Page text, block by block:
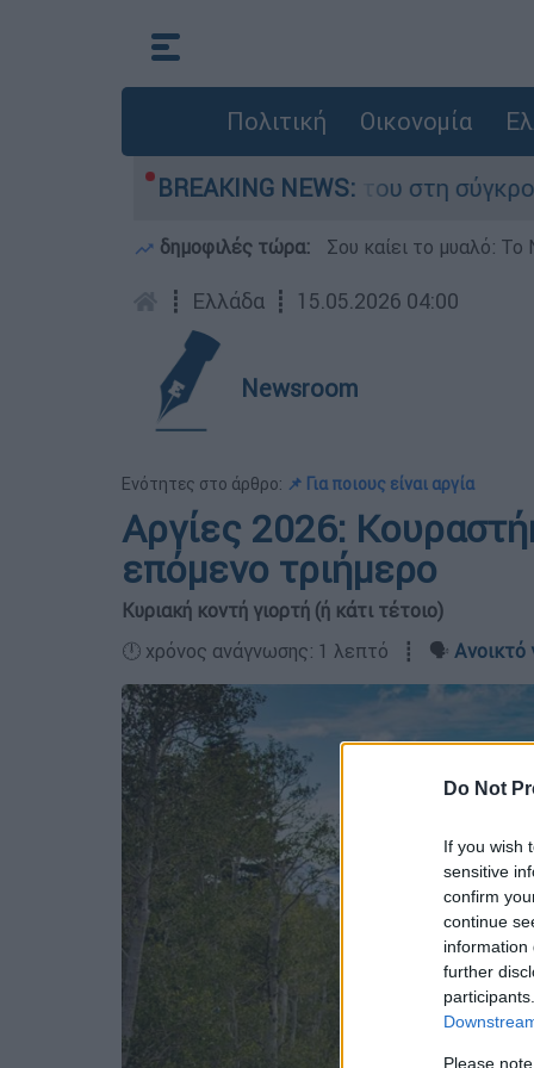
Do Not
If you wish
sensitive
confirm
continue
information
further
Please
Πολιτική Οικονομία
BREAKING NEWS:
που έχασε τη ζωή του στη σύγκρουση
δημοφιλές τώρα: Σου καίει το μυαλό:
┋ Ελλάδα ┋ 15.05.2026 04:00
Newsroom
Ενότητες στο άρθρο: 📌 Για ποιους είναι αργία
Αργίες 2026:
επόμενο τριήμερο
Κυριακή κοντή γιορτή (ή κάτι τέτοιο)
🕛 χρόνος ανάγνωσης: 1 λεπτό ┋ 🗣️ Ανοικτό